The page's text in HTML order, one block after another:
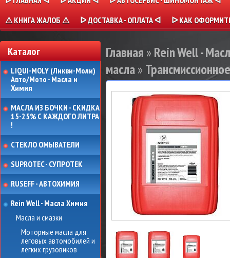
⚠ КНИГА ЖАЛОБ ⚠
ᐅ ДОСТАВКА - ОПЛАТА ᐊ ᐅ КАК
Каталог
LIQUI-MOLY (Ликви-Моли)
Авто/Мото - Масла и
Химия
МАСЛА ИЗ БОЧКИ - СКИДКА
15-25% С КАЖДОГО ЛИТРА
!
СТЕКЛО ОМЫВАТЕЛИ
SUPROTEC - СУПРОТЕК
RUSEFF - АВТОХИМИЯ
Rein Well - Масла Химия
Масла и смазки
Моторные масла для
леговых автомобилей и
лёгких грузовиков
Главная » Rein Well -
масла»